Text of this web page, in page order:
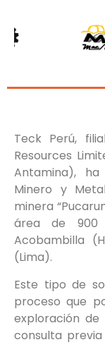
Teck Perú,
Resources
Antamina),
Minero y
minera
área de 900
Acobambilla
(Lima).
Este tipo de
proceso que
exploración de
consulta